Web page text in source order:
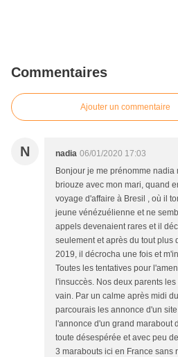
Commentaires
Ajouter un commentaire
N nadia 06/01/2020 17:03
Bonjour je me prénomme nadia
briouze avec mon mari, quand
voyage d'affaire à Bresil , où il
jeune vénézuélienne et ne
appels devenaient rares et il
seulement et après du tout plus
2019, il décrocha une fois et
Toutes les tentatives pour
l'insuccès. Nos deux parents
vain. Par un calme après midi
parcourais les annonce d'un
l'annonce d'un grand marabout
toute désespérée et avec peu
3 marabouts ici en France sans